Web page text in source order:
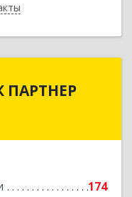
ПАРТНЕР
174
ГК ПАРТНЕР